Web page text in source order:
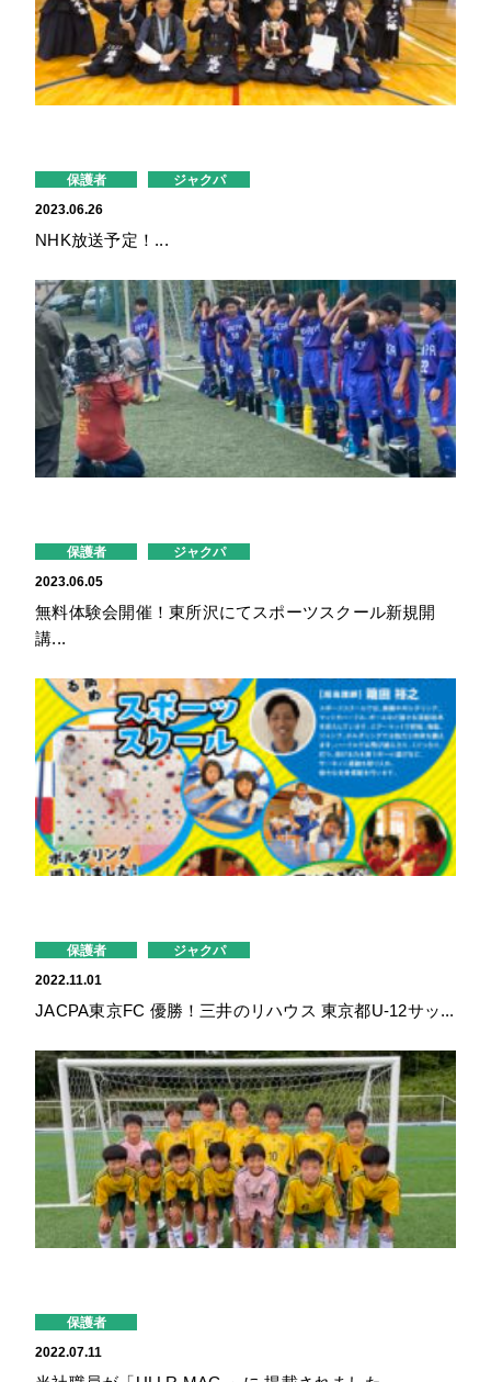
保護者
ジャクパ
2023.06.26
NHK放送予定！...
保護者
ジャクパ
2023.06.05
無料体験会開催！東所沢にてスポーツスクール新規開
講...
保護者
ジャクパ
2022.11.01
JACPA東京FC 優勝！三井のリハウス 東京都U-12サッ...
保護者
2022.07.11